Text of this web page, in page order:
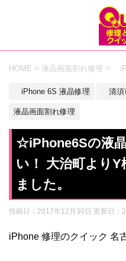
HOME > 液晶画面割れ修理 >
iPhone 6S 液晶修理 清須
液晶画面割れ修理
☆iPhone6Sの液
い！ 大治町より
ました。
投稿日：2017年12月30日 更新日：
iPhone 修理のクイック 名